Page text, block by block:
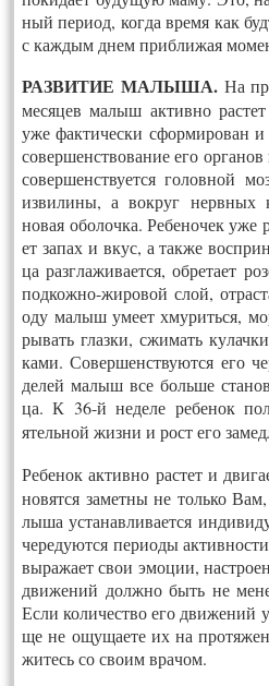
ный пе­ри­од, ког­да вре­мя как
с каж­дым днем приб­ли­жая
РАЗ­ВИ­ТИЕ МА­ЛЫША.На
ме­сяцев ма­лыш ак­тивно
уже фак­ти­чес­ки сфор­ми­рован и
со­вер­шенс­тво­вание его
со­вер­шенс­тву­ет­ся го­лов­ной
из­ви­лины, а вок­руг нерв­ных
новая обо­лоч­ка. Ре­бено­чек уже
ет за­пах и вкус, а так­же
ца разг­ла­жива­ет­ся, об­ре­та­ет
под­кожно-жи­ровой слой,
оду ма­лыш уме­ет хму­рить­ся,
ры­вать глаз­ки, сжи­мать
ка­ми. Со­вер­шенс­тву­ют­ся его
делей ма­лыш все боль­ше
ца. К 36-й не­деле ре­бенок
ятель­ной жиз­ни и рост его
Ре­бенок ак­тивно рас­тет и
новят­ся за­мет­ны не толь­ко
лыша ус­та­нав­ли­ва­ет­ся
че­реду­ют­ся пе­ри­оды
вы­ража­ет свои эмо­ции,
дви­жений долж­но быть не
Ес­ли ко­личест­во его
ще не ощу­ща­ете их на
житесь со сво­им вра­чом.